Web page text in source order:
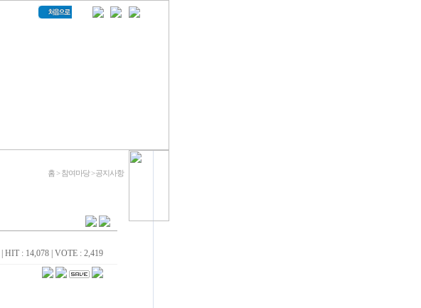
홈 > 참여마당 > 공지사항
HIT : 14,078 VOTE : 2,419